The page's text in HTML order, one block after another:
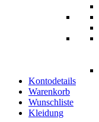
Kontodetails
Warenkorb
Wunschliste
Kleidung